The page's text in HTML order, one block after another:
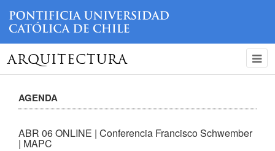
ARQUITECTURA
AGENDA
ABR 06 ONLINE | Conferencia Francisco Schwember
| MAPC